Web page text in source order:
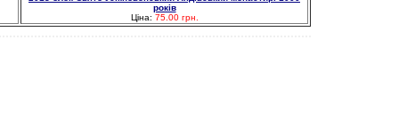
років
Ціна: 75.00 грн.